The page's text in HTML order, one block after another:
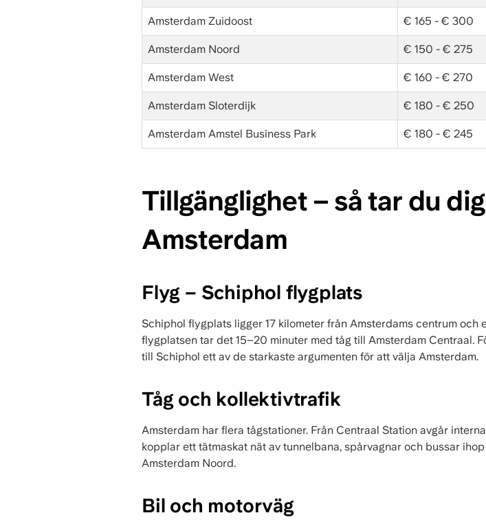
Amsterdam Zuidoost € 165 - € 300
Amsterdam Noord € 150 - € 275
Amsterdam West € 160 - € 270
Amsterdam Sloterdijk € 180 - € 250
Amsterdam Amstel Business Park € 180 - € 245
Tillgänglighet – så tar du
Amsterdam
Flyg – Schiphol flygplats
Schiphol flygplats ligger 17 kilometer från Amsterdams centrum
flygplatsen tar det 15–20 minuter med tåg till Amsterdam Centraal.
till Schiphol ett av de starkaste argumenten för att välja Amsterdam.
Tåg och kollektivtrafik
Amsterdam har flera tågstationer. Från Centraal Station avgår
kopplar ett tätmaskat nät av tunnelbana, spårvagnar och bussar
Amsterdam Noord.
Bil och motorväg